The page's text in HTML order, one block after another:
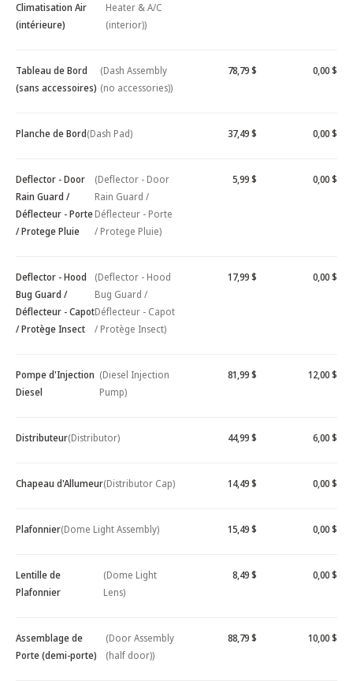
Climatisation Air
(intérieure)
Heater & A/C
(interior))
Tableau de Bord
(sans accessoires)
(Dash Assembly
(no accessories))
78,79 $ 0,00 $
Planche de Bord(Dash Pad) 37,49 $ 0,00 $
Deflector - Door
Rain Guard /
Déflecteur - Porte
/ Protege Pluie
(Deflector - Door
Rain Guard /
Déflecteur - Porte
/ Protege Pluie)
5,99 $ 0,00 $
Deflector - Hood
Bug Guard /
Déflecteur - Capot
/ Protège Insect
(Deflector - Hood
Bug Guard /
Déflecteur - Capot
/ Protège Insect)
17,99 $ 0,00 $
Pompe d'Injection
Diesel
(Diesel Injection
Pump)
81,99 $ 12,00 $
Distributeur(Distributor) 44,99 $ 6,00 $
Chapeau d'Allumeur(Distributor Cap) 14,49 $ 0,00 $
Plafonnier(Dome Light Assembly) 15,49 $ 0,00 $
Lentille de
Plafonnier
(Dome Light
Lens)
8,49 $ 0,00 $
Assemblage de
Porte (demi-porte)
(Door Assembly
(half door))
88,79 $ 10,00 $